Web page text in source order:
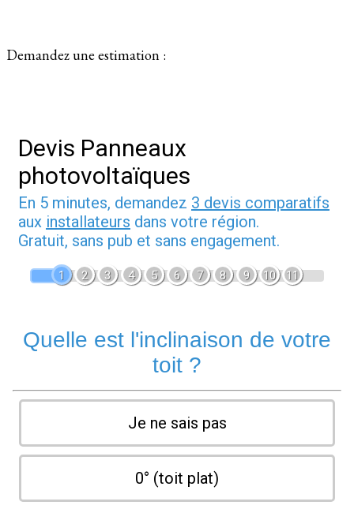
Demandez une estimation :
Devis Panneaux
photovoltaïques
En 5 minutes, demandez 3 devis comparatifs
aux installateurs dans votre région.
Gratuit, sans pub et sans engagement.
1 2 3 4 5 6 7 8 9 10 11
Quelle est l'inclinaison de votre
toit ?
Je ne sais pas
0° (toit plat)